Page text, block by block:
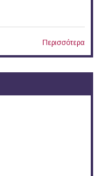
Περισσότερα